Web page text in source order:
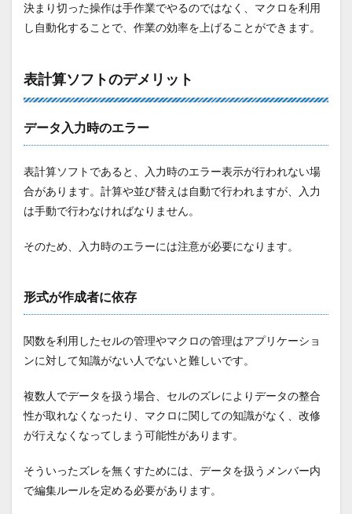
決まり切った操作は手作業でやるのではなく、マクロを利用
し自動化することで、作業の効率を上げることができます。
表計算ソフトのデメリット
データ入力時のエラー
表計算ソフトであると、入力時のエラー表示が行われない場
合があります。計算や並び替えは自動で行われますが、入力
は手動で行わなければなりません。
そのため、入力時のエラーには注意が必要になります。
形式が作成者に依存
関数を利用したセルの管理やマクロの管理はアプリケーショ
ンに対して知識がない人でないと難しいです。
複数人でデータを扱う場合、セルのズレによりデータの整合
性が取れなくなったり、マクロに関しての知識がなく、改修
が行えなくなってしまう可能性があります。
そういったズレを無くすためには、データを扱うメンバー内
で編集ルールを定める必要があります。